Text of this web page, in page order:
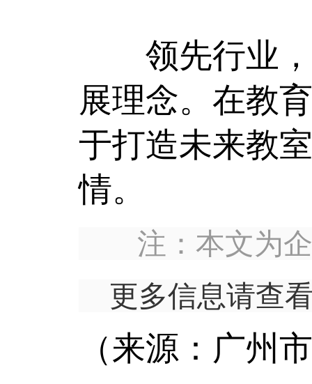
领先行业，
展理念。在教
于打造未来教
情。
注：本文为
更多信息请查
（来源：广州